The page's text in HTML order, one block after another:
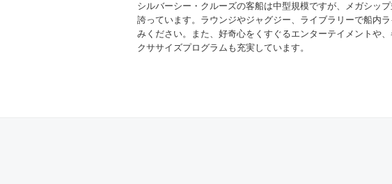
シルバーシー・クルーズの客船は中型規模ですが、メガシッ
誇っています。ラウンジやジャグジー、ライブラリーで船内
みください。また、好奇心をくすぐるエンターテイメントや
クササイズプログラムも充実しています。